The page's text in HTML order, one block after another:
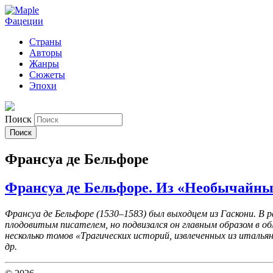
Фацеции
Страны
Авторы
Жанры
Сюжеты
Эпохи
Поиск
Франсуа де Бельфоре
Франсуа де Бельфоре. Из
Франсуа де Бельфоре (1530–1583) был выходцем из Гаскони.
плодовитым писателем, но подвизался он главным образом в
несколько томов «Трагических историй, извлеченных из
др.